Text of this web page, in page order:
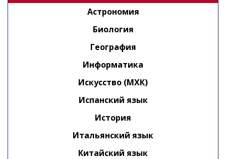
Астрономия
Биология
География
Информатика
Искусство (МХК)
Испанский язык
История
Итальянский язык
Китайский язык